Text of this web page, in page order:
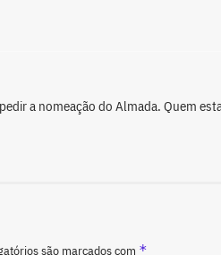
a nomeação do Almada. Quem
são marcados com *